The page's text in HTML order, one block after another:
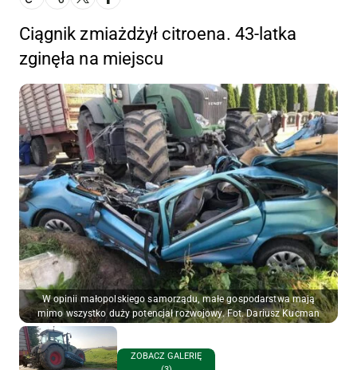
Ciągnik zmiażdżył citroena. 43-latka
zginęła na miejscu
W opinii małopolskiego samorządu, małe gospodarstwa mają
mimo wszystko duży potencjał rozwojowy. Fot. Dariusz Kucman
ZOBACZ GALERIĘ